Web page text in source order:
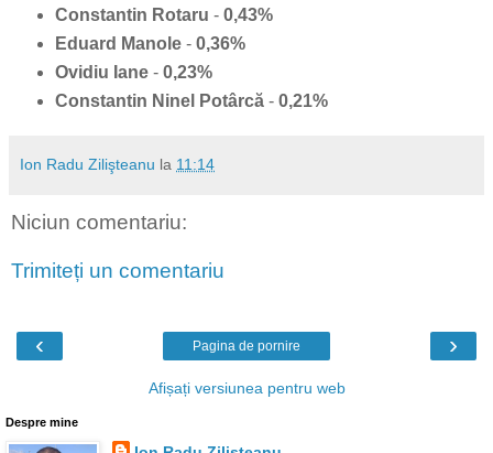
Constantin Rotaru - 0,43%
Eduard Manole- 0,36%
Ovidiu Iane- 0,23%
Constantin Ninel Potârcă- 0,21%
Ion Radu Zilişteanu la 11:14
Niciun comentariu:
Trimiteți un comentariu
‹ ›
Pagina de pornire
Afișați versiunea pentru web
Despre mine